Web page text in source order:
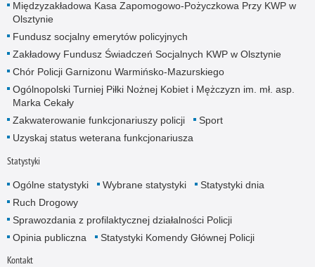
Międzyzakładowa Kasa Zapomogowo-Pożyczkowa Przy KWP w
Olsztynie
Fundusz socjalny emerytów policyjnych
Zakładowy Fundusz Świadczeń Socjalnych KWP w Olsztynie
Chór Policji Garnizonu Warmińsko-Mazurskiego
Ogólnopolski Turniej Piłki Nożnej Kobiet i Mężczyzn im. mł. asp.
Marka Cekały
Zakwaterowanie funkcjonariuszy policji
Sport
Uzyskaj status weterana funkcjonariusza
Statystyki
Ogólne statystyki Wybrane statystyki
Statystyki dnia
Ruch Drogowy
Sprawozdania z profilaktycznej działalności Policji
Opinia publiczna
Statystyki Komendy Głównej Policji
Kontakt